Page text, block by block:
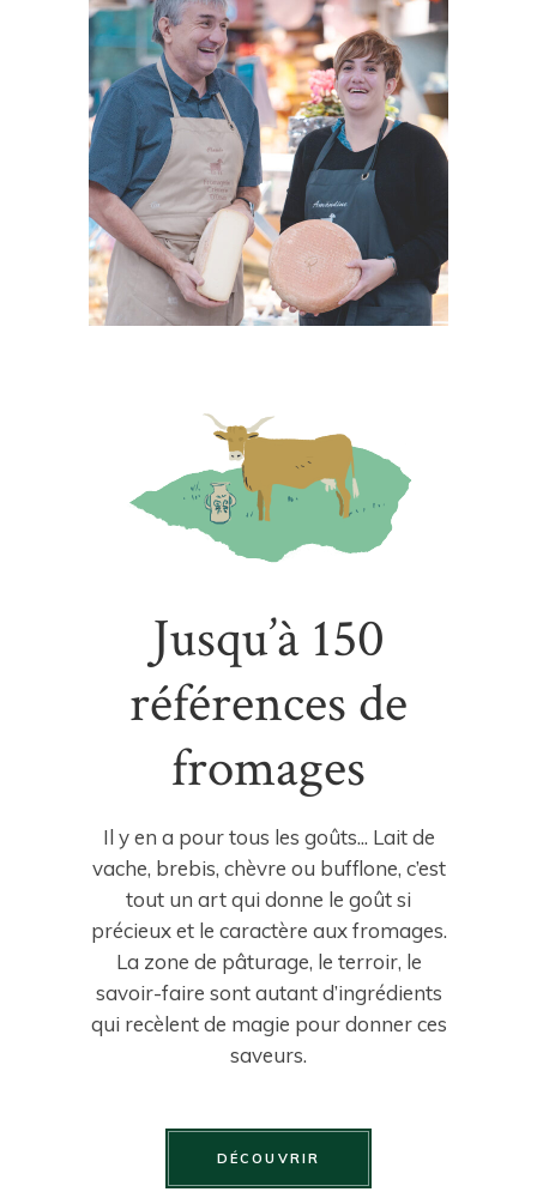
Jusqu’à 150
références de
fromages
Il y en a pour tous les goûts... Lait de
vache, brebis, chèvre ou bufflone, c’est
tout un art qui donne le goût si
précieux et le caractère aux fromages.
La zone de pâturage, le terroir, le
savoir-faire sont autant d’ingrédients
qui recèlent de magie pour donner ces
saveurs.
DÉCOUVRIR